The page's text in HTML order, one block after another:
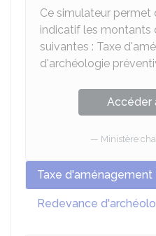
Ce simulateur permet
indicatif les montants
suivantes : Taxe
d'archéologie
Accéder
Ministère
Taxe d'aménagement
Redevance